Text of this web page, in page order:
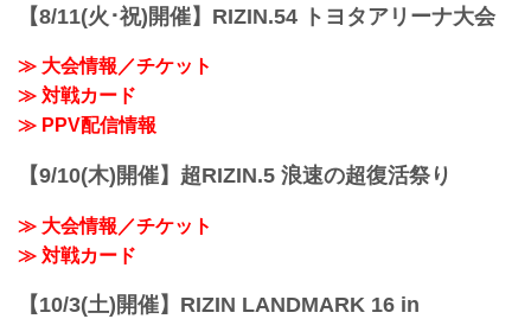
JR京浜東北線・JR上野東京ライン（宇都
宮線・高崎線）「さいたま新都心」駅か
12/20（月） 20:30〜 RIZIN FF公式
【8/11(火･祝)開催】RIZIN.54 トヨタアリーナ大会
≫ 大会情報／チケット
≫ 対戦カード
≫ PPV配信情報
【9/10(木)開催】超RIZIN.5 浪速の超復活祭り
≫ 大会情報／チケット
≫ 対戦カード
【10/3(土)開催】RIZIN LANDMARK 16 in